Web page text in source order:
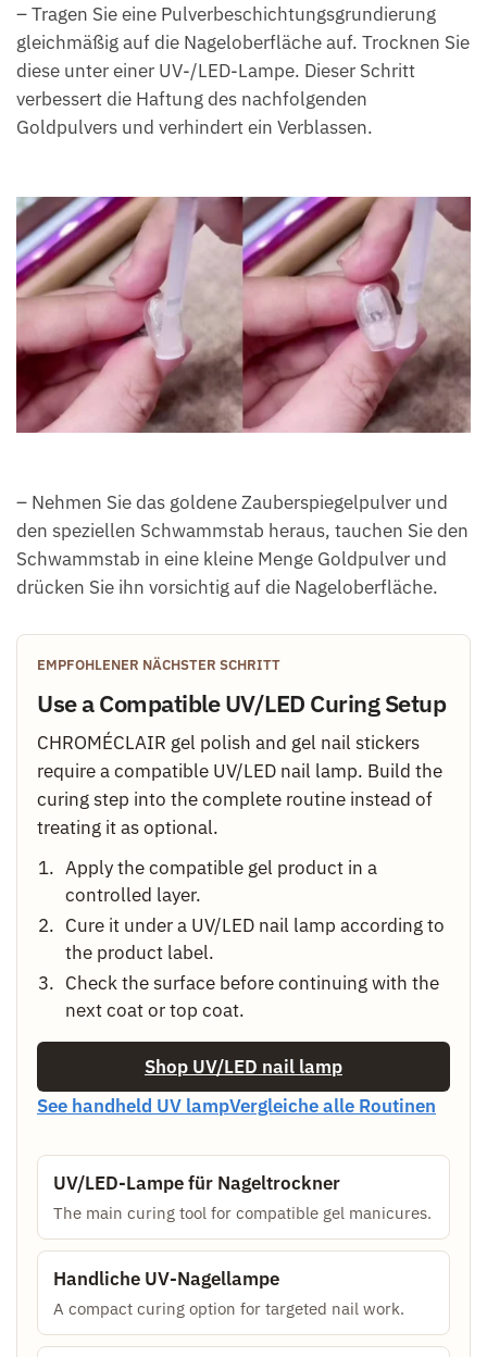
– Tragen Sie eine Pulverbeschichtungsgrundierung
gleichmäßig auf die Nageloberfläche auf. Trocknen Sie
diese unter einer UV-/LED-Lampe. Dieser Schritt
verbessert die Haftung des nachfolgenden
Goldpulvers und verhindert ein Verblassen.
– Nehmen Sie das goldene Zauberspiegelpulver und
den speziellen Schwammstab heraus, tauchen Sie den
Schwammstab in eine kleine Menge Goldpulver und
drücken Sie ihn vorsichtig auf die Nageloberfläche.
EMPFOHLENER NÄCHSTER SCHRITT
Use a Compatible UV/LED Curing Setup
CHROMÉCLAIR gel polish and gel nail stickers
require a compatible UV/LED nail lamp. Build the
curing step into the complete routine instead of
treating it as optional.
Apply the compatible gel product in a
controlled layer.
Cure it under a UV/LED nail lamp according to
the product label.
Check the surface before continuing with the
next coat or top coat.
Shop UV/LED nail lamp
See handheld UV lampVergleiche alle Routinen
UV/LED-Lampe für Nageltrockner
The main curing tool for compatible gel manicures.
Handliche UV-Nagellampe
A compact curing option for targeted nail work.